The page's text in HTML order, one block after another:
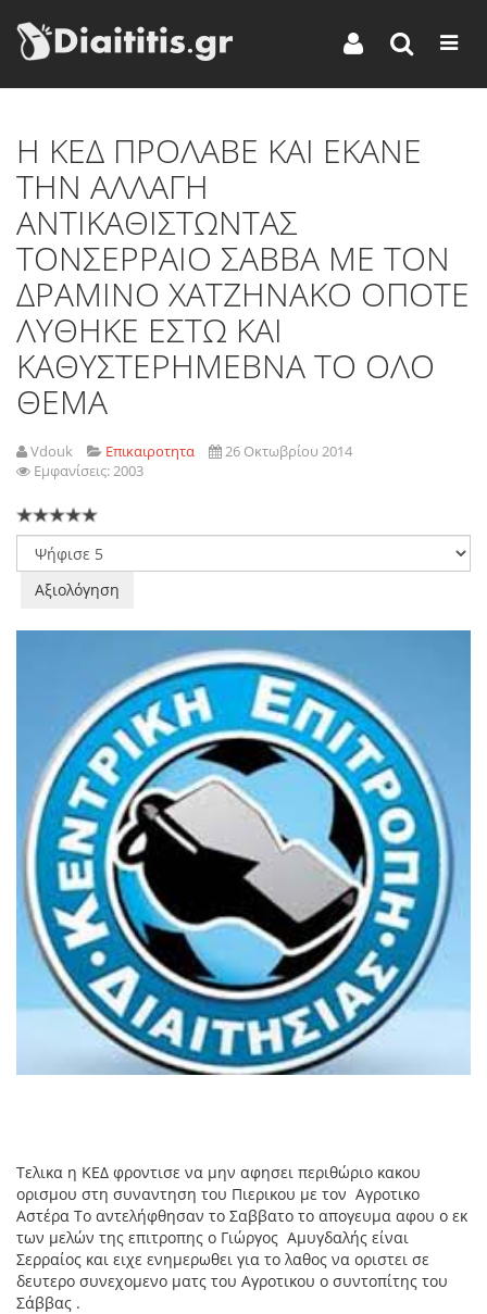
Η ΚΕΔ ΠΡΟΛΑΒΕ ΚΑΙ ΕΚΑΝΕ
ΤΗΝ ΑΛΛΑΓΗ
ΑΝΤΙΚΑΘΙΣΤΩΝΤΑΣ
ΤΟΝΣΕΡΡΑΙΟ ΣΑΒΒΑ ΜΕ ΤΟΝ
ΔΡΑΜΙΝΟ ΧΑΤΖΗΝΑΚΟ ΟΠΟΤΕ
ΛΥΘΗΚΕ ΕΣΤΩ ΚΑΙ
ΚΑΘΥΣΤΕΡΗΜΕΒΝΑ ΤΟ ΟΛΟ
ΘΕΜΑ
Vdouk Επικαιροτητα
26 Οκτωβρίου 2014
Εμφανίσεις: 2003
Παρακαλώ
αξιολογήστε
Τελικα η ΚΕΔ φροντισε να μην αφησει περιθώριο κακου
ορισμου στη συναντηση του Πιερικου με τον Αγροτικο
Αστέρα Το αντελήφθησαν το Σαββατο το απογευμα αφου ο εκ
των μελών της επιτροπης ο Γιώργος Αμυγδαλής είναι
Σερραίος και ειχε ενημερωθει για το λαθος να οριστει σε
δευτερο συνεχομενο ματς του Αγροτικου ο συντοπίτης του
Σάββας .